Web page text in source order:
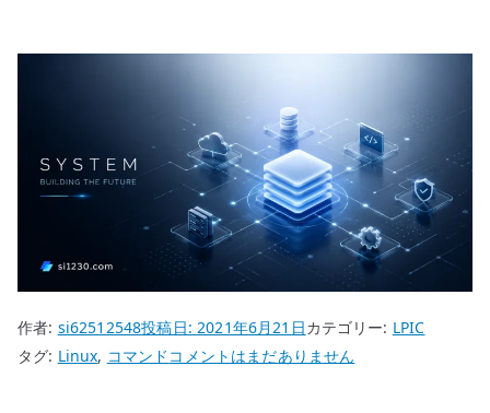
作者: si62512548投稿日:2021年6月21日カテゴリー: LPIC
タグ: Linux, コマンド LPIC
コメントはまだありません